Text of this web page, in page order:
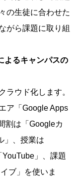
の生徒に合わせた
がら課題に取り組
るキャンパスの
ラウド化します。
ア「Google Apps
割は「Googleカ
」、授業は
YouTube」、課題
ブ」を使いま